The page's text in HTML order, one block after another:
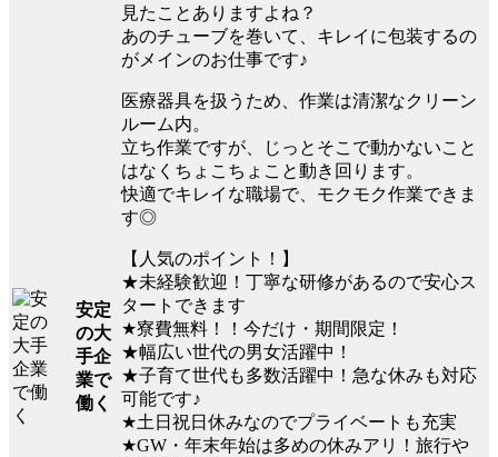
安定
の大
手企
業で
働く
見たことありますよね？
あのチューブを巻いて、キレイに包装するの
がメインのお仕事です♪
医療器具を扱うため、作業は清潔なクリーン
ルーム内。
立ち作業ですが、じっとそこで動かないこと
はなくちょこちょこと動き回ります。
快適でキレイな職場で、モクモク作業できま
す◎
【人気のポイント！】
★未経験歓迎！丁寧な研修があるので安心ス
タートできます
★寮費無料！！今だけ・期間限定！
★幅広い世代の男女活躍中！
★子育て世代も多数活躍中！急な休みも対応
可能です♪
★土日祝日休みなのでプライベートも充実
★GW・年末年始は多めの休みアリ！旅行や